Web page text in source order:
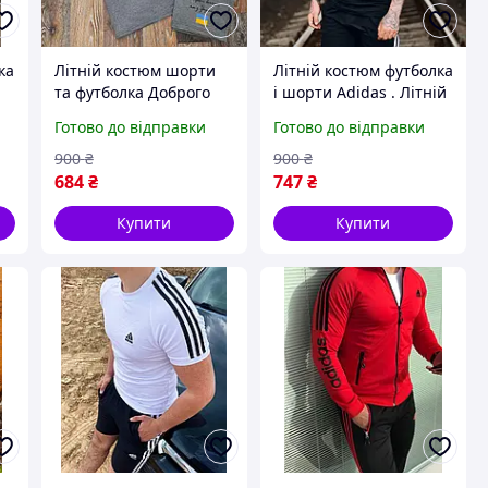
Літній костюм шорти
та футболка Доброго
Комплект шорти та
футболка Україна 52
Готово до відправки
684 ₴
900 ₴
Купити
Літній костюм футболка
і шорти Adidas . Літній
шорти і футболка
Adidas. Футболка і
шорти L
Готово до відправки
747₴
900 ₴
Купити